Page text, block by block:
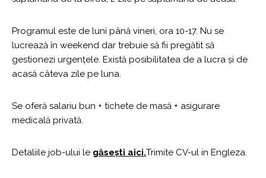
Programul este de luni până vineri, ora 10-17. Nu se
lucrează în weekend dar trebuie să fii pregătit să
gestionezi urgențele. Există posibilitatea de a lucra și de
acasă câteva zile pe luna.
Se oferă salariu bun + tichete de masă + asigurare
medicală privată.
Detaliile job-ului le găsești aici.Trimite CV-ul in Engleza.